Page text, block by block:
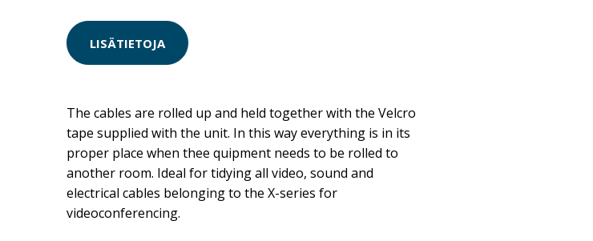
LISÄTIETOJA
The cables are rolled up and held together with the Velcro
tape supplied with the unit. In this way everything is in its
proper place when thee quipment needs to be rolled to
another room. Ideal for tidying all video, sound and
electrical cables belonging to the X-series for
videoconferencing.